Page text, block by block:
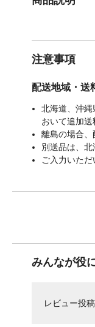
注意事項
配送地域・送
北海道、沖
おいて追加送
離島の場合
別送品は、北
ご入力いた
みんなが役
レビュー投